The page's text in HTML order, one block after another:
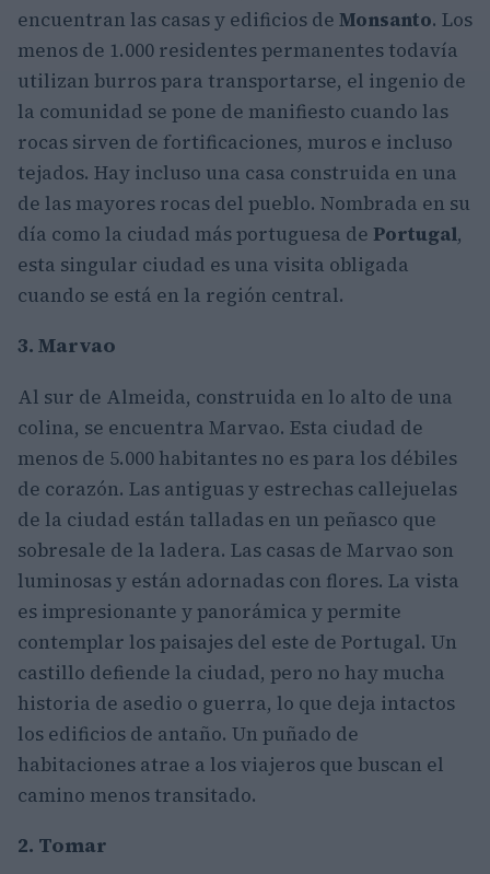
encuentran las casas y edificios de Monsanto. Los
menos de 1.000 residentes permanentes todavía
utilizan burros para transportarse, el ingenio de
la comunidad se pone de manifiesto cuando las
rocas sirven de fortificaciones, muros e incluso
tejados. Hay incluso una casa construida en una
de las mayores rocas del pueblo. Nombrada en su
día como la ciudad más portuguesa de Portugal,
esta singular ciudad es una visita obligada
cuando se está en la región central.
3. Marvao
Al sur de Almeida, construida en lo alto de una
colina, se encuentra Marvao. Esta ciudad de
menos de 5.000 habitantes no es para los débiles
de corazón. Las antiguas y estrechas callejuelas
de la ciudad están talladas en un peñasco que
sobresale de la ladera. Las casas de Marvao son
luminosas y están adornadas con flores. La vista
es impresionante y panorámica y permite
contemplar los paisajes del este de Portugal. Un
castillo defiende la ciudad, pero no hay mucha
historia de asedio o guerra, lo que deja intactos
los edificios de antaño. Un puñado de
habitaciones atrae a los viajeros que buscan el
camino menos transitado.
2. Tomar